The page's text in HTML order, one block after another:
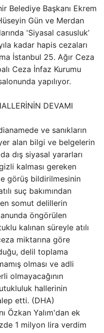
Belediye Başkanı Ekrem
Gün ve Merdan
'Siyasal casusluk’
kadar hapis cezaları
İstanbul 25. Ağır Ceza
Ceza İnfaz Kurumu
yapılıyor.
DEVAMI
ve sanıkların
alan bilgi ve belgelerin
dış siyasal yararları
kalması gereken
görüş bildirilmesinin
suç bakımından
somut delillerin
öngörülen
kalınan süreyle atılı
miktarına göre
delil toplama
olması ve adli
olmayacağının
hallerinin
etti. (DHA)
Özkan Yalım'dan ek
1 milyon lira verdim